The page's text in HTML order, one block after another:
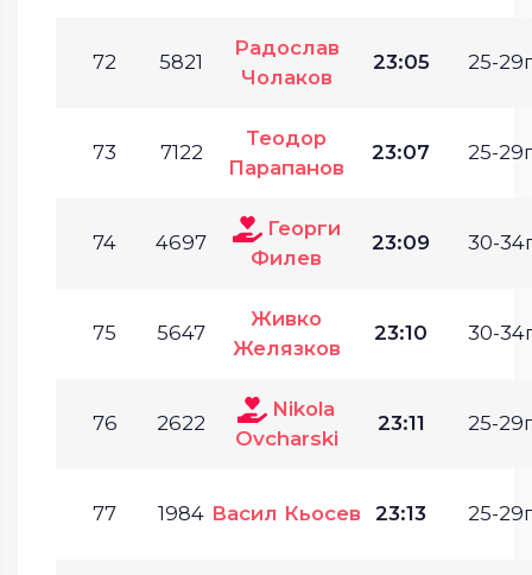
72 5821
Радослав
Чолаков
23:05 25-
73 7122
Теодор
Парапанов
23:07 25-
74 4697
Георги
Филев
23:09 30-
75 5647
Живко
Желязков
23:10 30-
76 2622
Nikola
Ovcharski
23:11 25-
77 1984 Васил Кьосев 23:13 25-